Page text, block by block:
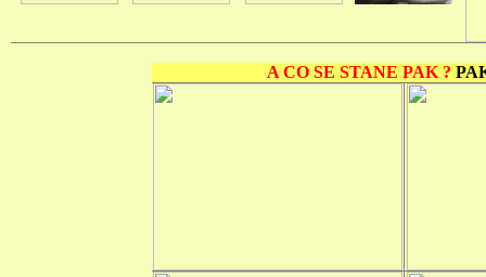
A CO SE STANE PAK ?